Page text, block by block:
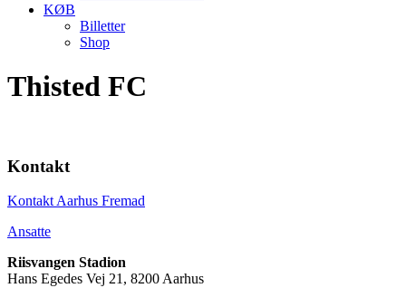
KØB
Billetter
Shop
Thisted FC
Kontakt
Kontakt Aarhus Fremad
Ansatte
Riisvangen Stadion
Hans Egedes Vej 21, 8200 Aarhus